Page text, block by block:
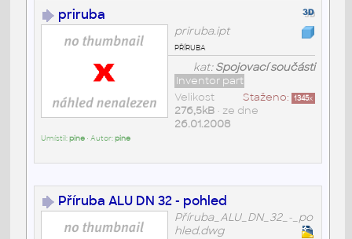
priruba
priruba.ipt
příruba
kat:Spojovací součásti
Inventor part
Staženo: 1345x
Velikost
276,5kB• ze dne
26.01.2008
Umístil:pine• Autor:pine
Příruba ALU DN 32 - pohled
Příruba_ALU_DN_32_-_po
hled.dwg